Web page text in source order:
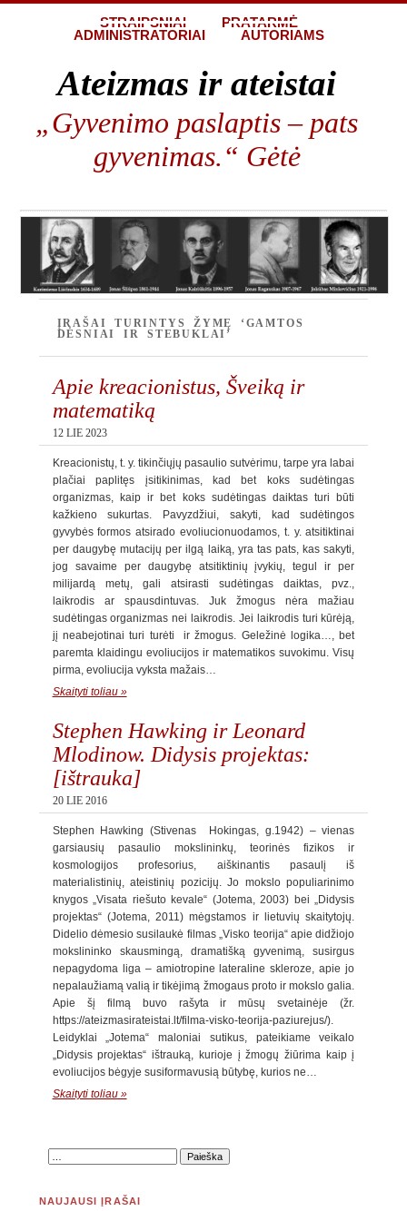
STRAIPSNIAI
PRATARMĖ
ADMINISTRATORIAI
AUTORIAMS
Ateizmas ir ateistai
„Gyvenimo paslaptis – pats
gyvenimas.“ Gėtė
ĮRAŠAI TURINTYS ŽYMĘ ‘GAMTOS
DĖSNIAI IR STEBUKLAI’
Apie kreacionistus, Šveiką ir
matematiką
12 LIE 2023
Kreacionistų, t. y. tikinčiųjų pasaulio sutvėrimu, tarpe yra labai
plačiai paplitęs įsitikinimas, kad bet koks sudėtingas
organizmas, kaip ir bet koks sudėtingas daiktas turi būti
kažkieno sukurtas. Pavyzdžiui, sakyti, kad sudėtingos
gyvybės formos atsirado evoliucionuodamos, t. y. atsitiktinai
per daugybę mutacijų per ilgą laiką, yra tas pats, kas sakyti,
jog savaime per daugybę atsitiktinių įvykių, tegul ir per
milijardą metų, gali atsirasti sudėtingas daiktas, pvz.,
laikrodis ar spausdintuvas. Juk žmogus nėra mažiau
sudėtingas organizmas nei laikrodis. Jei laikrodis turi kūrėją,
jį neabejotinai turi turėti ir žmogus. Geležinė logika…, bet
paremta klaidingu evoliucijos ir matematikos suvokimu. Visų
pirma, evoliucija vyksta mažais…
Skaityti toliau »
Stephen Hawking ir Leonard
Mlodinow. Didysis projektas:
[ištrauka]
20 LIE 2016
Stephen Hawking (Stivenas Hokingas, g.1942) – vienas
garsiausių pasaulio mokslininkų, teorinės fizikos ir
kosmologijos profesorius, aiškinantis pasaulį iš
materialistinių, ateistinių pozicijų. Jo mokslo populiarinimo
knygos „Visata riešuto kevale“ (Jotema, 2003) bei „Didysis
projektas“ (Jotema, 2011) mėgstamos ir lietuvių skaitytojų.
Didelio dėmesio susilaukė filmas „Visko teorija“ apie didžiojo
mokslininko skausmingą, dramatišką gyvenimą, susirgus
nepagydoma liga – amiotropine lateraline skleroze, apie jo
nepalaužiamą valią ir tikėjimą žmogaus proto ir mokslo galia.
Apie šį filmą buvo rašyta ir mūsų svetainėje (žr.
https://ateizmasirateistai.lt/filma-visko-teorija-paziurejus/).
Leidyklai „Jotema“ maloniai sutikus, pateikiame veikalo
„Didysis projektas“ ištrauką, kurioje į žmogų žiūrima kaip į
evoliucijos bėgyje susiformavusią būtybę, kurios ne…
Skaityti toliau »
NAUJAUSI ĮRAŠAI